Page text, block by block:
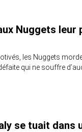
Nuggets leur
les Nuggets
qui ne souffre
se tuait